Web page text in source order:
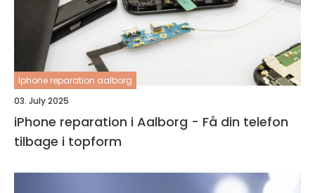
Iphone reparation aalborg
03. July 2025
iPhone reparation i Aalborg - Få din telefon
tilbage i topform